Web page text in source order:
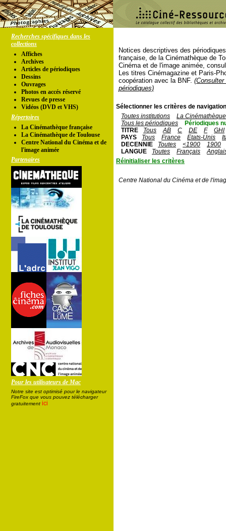
Recherches spécifiques dans les
collections
Affiches
Archives
Articles de périodiques
Dessins
Ouvrages
Photos en accés réservé
Revues de presse
Vidéos (DVD et VHS)
Répertoires
La Cinémathèque française
La Cinémathèque de Toulouse
Centre National du Cinéma et de
l'image animée
Partenaires
Pour les utilisateurs de Mac
Notre site est optimisé pour le navigateur
FireFox que vous pouvez télécharger
gratuitement ici
Notices descriptives des
française, de la Cinémathèque de
Cinéma et de l'image animée,
Les titres Cinémagazine et Paris-
coopération avec la BNF.
périodiques)
Sélectionner les critères de
Toutes institutions
La
Tous les périodiques
Périodiques
TITRE
Tous AB C DE F
GHI
PAYS
Tous France Etats-Unis
DECENNIE
Toutes <1900
1900
LANGUE
Toutes Français
Réinitialiser les critères
Centre National du Cinéma et de